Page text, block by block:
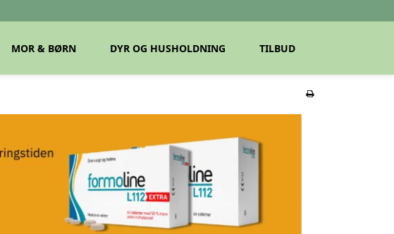
MOR & BØRN DYR OG HUSHOLDNING TILBUD